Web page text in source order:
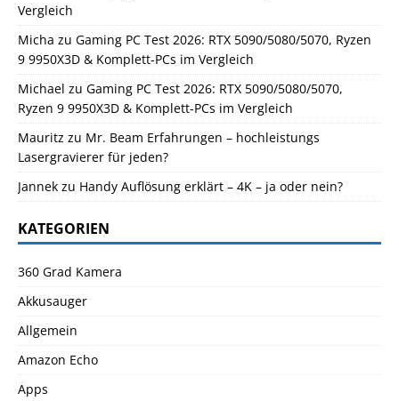
Vergleich
Micha zu Gaming PC Test 2026: RTX 5090/5080/5070, Ryzen
9 9950X3D & Komplett-PCs im Vergleich
Michael zu Gaming PC Test 2026: RTX 5090/5080/5070,
Ryzen 9 9950X3D & Komplett-PCs im Vergleich
Mauritz zu Mr. Beam Erfahrungen – hochleistungs
Lasergravierer für jeden?
Jannek zu Handy Auflösung erklärt – 4K – ja oder nein?
KATEGORIEN
360 Grad Kamera
Akkusauger
Allgemein
Amazon Echo
Apps